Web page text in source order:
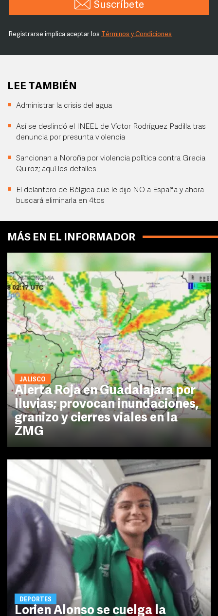
Suscríbete
Registrarse implica aceptar los Términos y Condiciones
LEE TAMBIÉN
Administrar la crisis del agua
Así se deslindó el INEEL de Víctor Rodríguez Padilla tras
denuncia por presunta violencia
Sancionan a Noroña por violencia política contra Grecia
Quiroz; aquí los detalles
El delantero de Bélgica que le dijo NO a España y ahora
buscará eliminarla en 4tos
MÁS EN EL INFORMADOR
JALISCO
Alerta Roja en Guadalajara por
lluvias; provocan inundaciones,
granizo y cierres viales en la
ZMG
DEPORTES
Lorien Alonso se cuelga la